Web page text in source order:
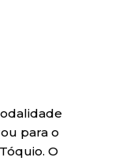
para o
O